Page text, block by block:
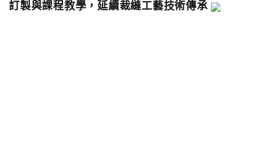
訂製與課程教學，延續裁縫工藝技術傳承